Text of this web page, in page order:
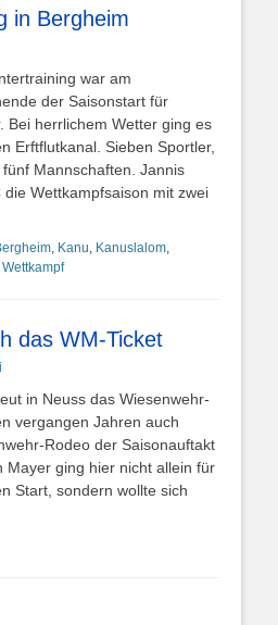
in Bergheim
war am
der Saisonstart für
Bei herrlichem Wetter ging es
Erftflutkanal. Sieben Sportler,
Mannschaften. Jannis
Wettkampfsaison mit zwei
, Kanu, Kanuslalom,
Wettkampf
das WM-Ticket
in Neuss das Wiesenwehr-
vergangen Jahren auch
Rodeo der Saisonauftakt
Mayer ging hier nicht allein für
Start, sondern wollte sich